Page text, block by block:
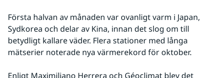
Första halvan av månaden var ovanligt varm i Japan,
Sydkorea och delar av Kina, innan det slog om till
betydligt kallare väder. Flera stationer med långa
mätserier noterade nya värmerekord för oktober.
Enligt Maximiliano Herrera och Géoclimat blev det